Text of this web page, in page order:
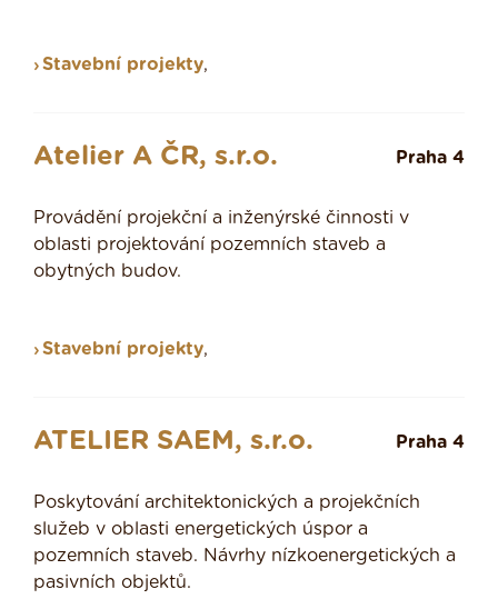
Stavební projekty,
Atelier A ČR, s.r.o. Praha 4
Provádění projekční a inženýrské činnosti v
oblasti projektování pozemních staveb a
obytných budov.
Stavební projekty,
ATELIER SAEM, s.r.o. Praha 4
Poskytování architektonických a projekčních
služeb v oblasti energetických úspor a
pozemních staveb. Návrhy nízkoenergetických a
pasivních objektů.